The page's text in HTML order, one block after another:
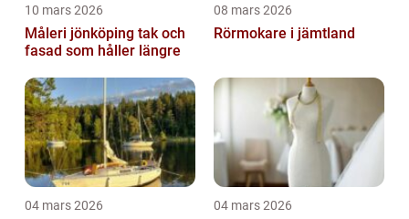
10 mars 2026
Måleri jönköping tak och
fasad som håller längre
08 mars 2026
Rörmokare i jämtland
04 mars 2026 04 mars 2026